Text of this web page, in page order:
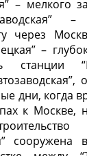
– мелкого
–
через
–
станции
дни, когда
к Москве,